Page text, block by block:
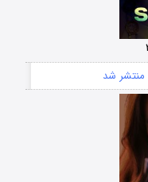
منتشر شد